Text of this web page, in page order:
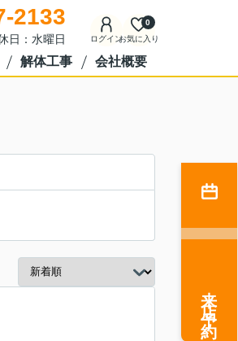
2133
日：水曜日 ログインお気に入り
0
解体工事 会社概要
来店予約